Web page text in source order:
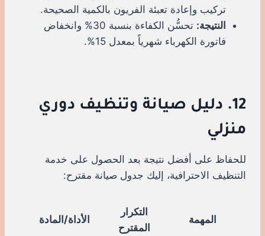
تركيب وإعادة تعبئة الفريون بالكمية الصحيحة.
النتيجة:
تحسُّن الكفاءة بنسبة 30% وانخفاض
فاتورة الكهرباء شهرياً بمعدل 15%.
12. دليل صيانة وتنظيف دوري
منزلي
للحفاظ على أفضل نتيجة بعد الحصول على خدمة
التنظيف الاحترافية، إليك جدول صيانة مقترح:
المهمة
التكرار
المقترح
الأداة/المادة